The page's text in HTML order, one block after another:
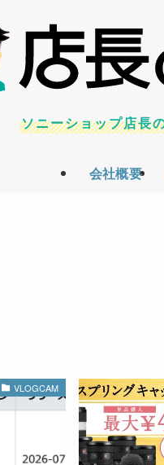
会社概要
ソニーショップ店長
VLOGCAM